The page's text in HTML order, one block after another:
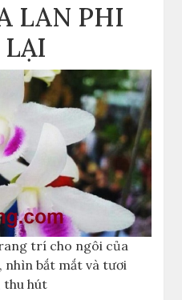
LAN PHI
trí cho ngôi của
nhìn bắt mắt và tươi
thu hút